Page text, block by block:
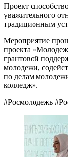
Проект
уважительного
традиционным
Мероприятие
проекта
грантовой
молодежи,
по делам
колледж».
#Росмолодежь